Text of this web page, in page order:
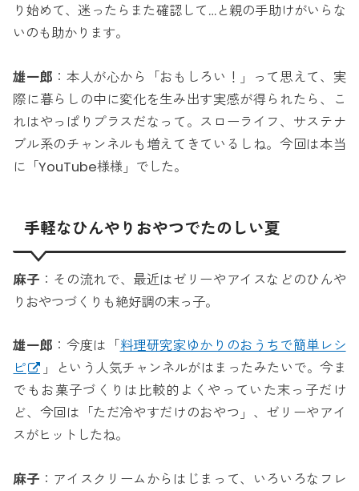
り始めて、迷ったらまた確認して…と親の手助けがいらな
いのも助かります。
雄一郎 ：本人が心から「おもしろい！」って思えて、実
際に暮らしの中に変化を生み出す実感が得られたら、こ
れはやっぱりプラスだなって。スローライフ、サステナ
ブル系のチャンネルも増えてきているしね。今回は本当
に「YouTube様様」でした。
手軽なひんやりおやつでたのしい夏
麻子 ：その流れで、最近はゼリーやアイスなどのひんや
りおやつづくりも絶好調の末っ子。
雄一郎 ：今度は「料理研究家ゆかりのおうちで簡単レシ
ピ
」という人気チャンネルがはまったみたいで。今ま
でもお菓子づくりは比較的よくやっていた末っ子だけ
ど、今回は「ただ冷やすだけのおやつ」、ゼリーやアイ
スがヒットしたね。
麻子 ：アイスクリームからはじまって、いろいろなフレ